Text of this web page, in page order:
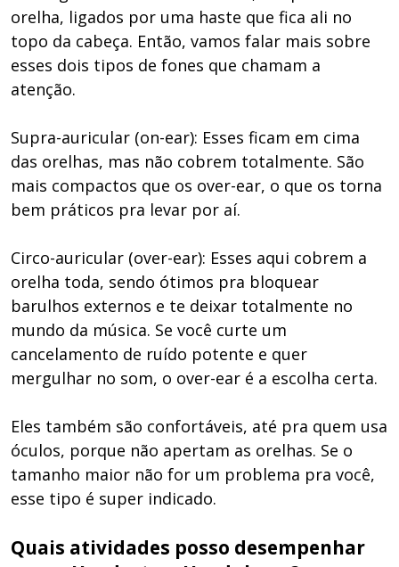
orelha, ligados por uma haste que fica ali no
topo da cabeça. Então, vamos falar mais sobre
esses dois tipos de fones que chamam a
atenção.
Supra-auricular (on-ear): Esses ficam em cima
das orelhas, mas não cobrem totalmente. São
mais compactos que os over-ear, o que os torna
bem práticos pra levar por aí.
Circo-auricular (over-ear): Esses aqui cobrem a
orelha toda, sendo ótimos pra bloquear
barulhos externos e te deixar totalmente no
mundo da música. Se você curte um
cancelamento de ruído potente e quer
mergulhar no som, o over-ear é a escolha certa.
Eles também são confortáveis, até pra quem usa
óculos, porque não apertam as orelhas. Se o
tamanho maior não for um problema pra você,
esse tipo é super indicado.
Quais atividades posso desempenhar